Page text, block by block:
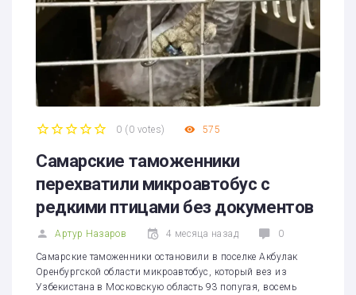
0 (0 votes) 575
Самарские таможенники
перехватили микроавтобус с
редкими птицами без документов
Артур Назаров 4 месяца назад 0
Самарские таможенники остановили в поселке Акбулак
Оренбургской области микроавтобус, который вез из
Узбекистана в Московскую область 93 попугая, восемь